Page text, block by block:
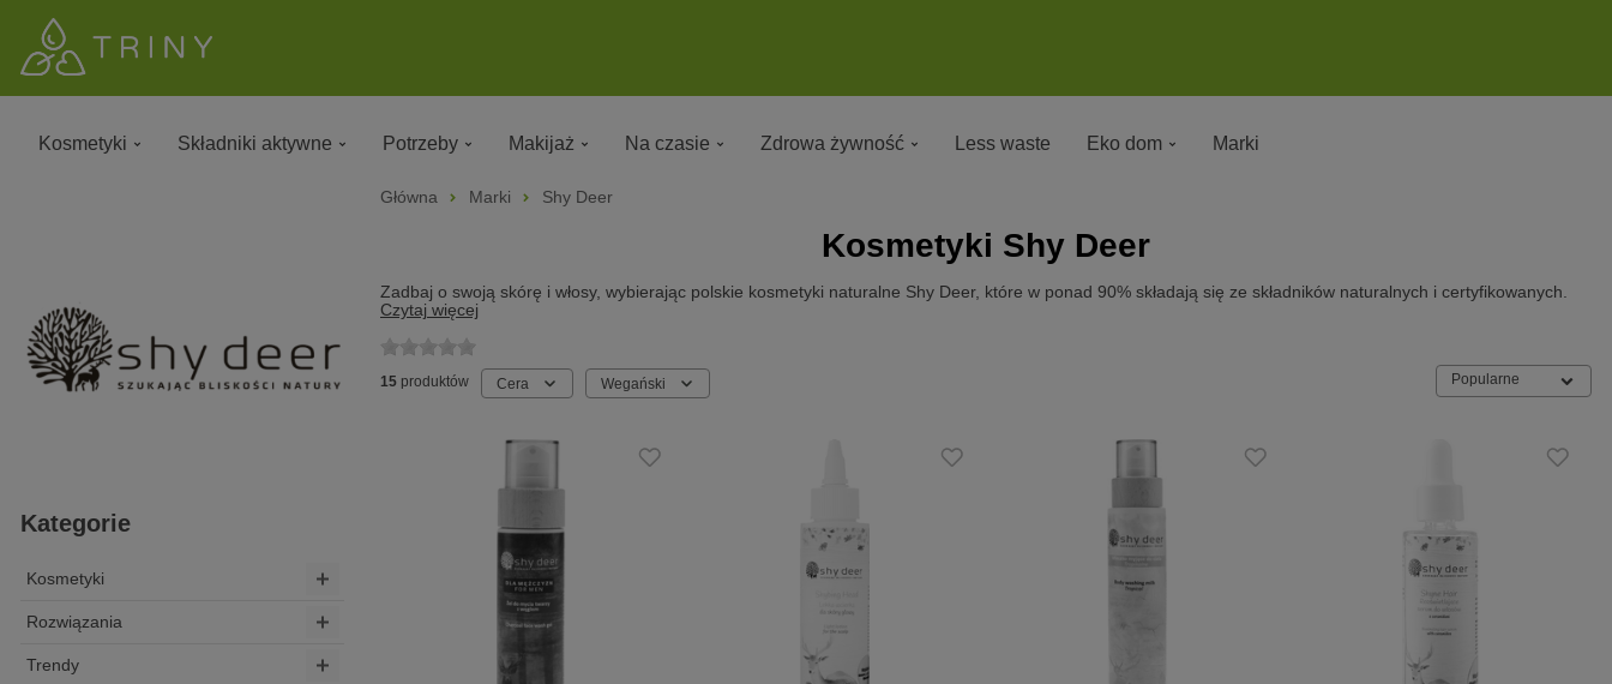
Kosmetyki Składniki aktywne Potrzeby Makijaż Na czasie Zdrowa żywność Less waste Eko dom Marki
Kategorie
Kosmetyki
Rozwiązania
Trendy
Główna Marki Shy Deer
Kosmetyki Shy Deer
Zadbaj o swoją skórę i włosy, wybierając polskie kosmetyki naturalne Shy Deer, które w ponad 90% składają się ze składników naturalnych i certyfikowanych.
Czytaj więcej
15 produktów Cera Wegański Popularne